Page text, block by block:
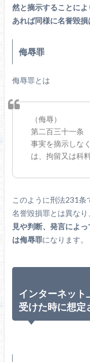
然と摘示することに
あれば同様に名誉毀損
侮辱罪
侮辱罪とは
（侮辱）
第二百三十一条
事実を摘示しな
は、拘留又は科
このように刑法231条
名誉毀損罪とは異なり
見や判断、発言によ
は侮辱罪になります。
インターネット
受けた時に想定